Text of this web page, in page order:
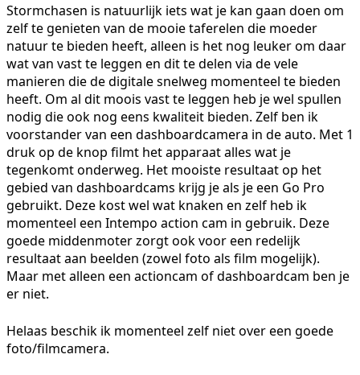
Stormchasen is natuurlijk iets wat je kan gaan doen om
zelf te genieten van de mooie taferelen die moeder
natuur te bieden heeft, alleen is het nog leuker om daar
wat van vast te leggen en dit te delen via de vele
manieren die de digitale snelweg momenteel te bieden
heeft. Om al dit moois vast te leggen heb je wel spullen
nodig die ook nog eens kwaliteit bieden. Zelf ben ik
voorstander van een dashboardcamera in de auto. Met 1
druk op de knop filmt het apparaat alles wat je
tegenkomt onderweg. Het mooiste resultaat op het
gebied van dashboardcams krijg je als je een Go Pro
gebruikt. Deze kost wel wat knaken en zelf heb ik
momenteel een Intempo action cam in gebruik. Deze
goede middenmoter zorgt ook voor een redelijk
resultaat aan beelden (zowel foto als film mogelijk).
Maar met alleen een actioncam of dashboardcam ben je
er niet.
Helaas beschik ik momenteel zelf niet over een goede
foto/filmcamera.